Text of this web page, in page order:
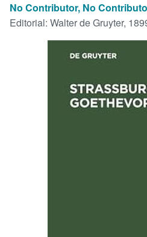
Colecciones
Arte y coleccionismo
Comenzar a vender
No Contributor, No
Editorial: Walter de Gruyter,